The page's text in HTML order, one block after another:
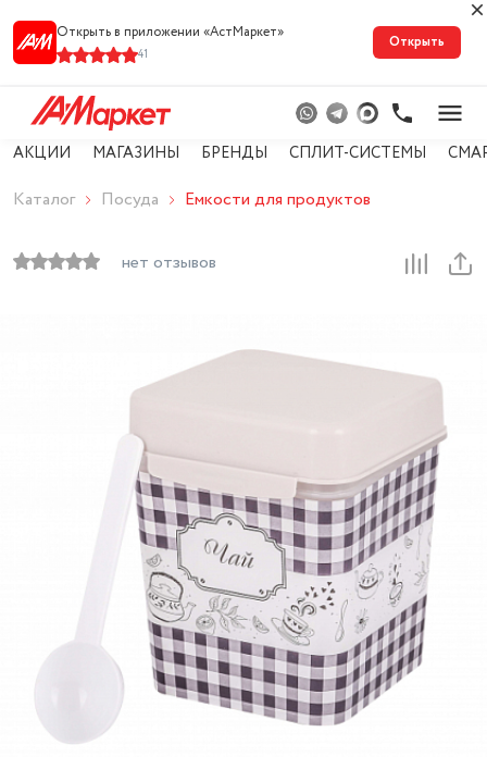
Открыть в приложении «АстМарке‪т‬»
41
Открыть
АКЦИИ МАГАЗИНЫ БРЕНДЫ СПЛИТ-СИСТЕМЫ
Каталог Посуда Емкости для продуктов
нет отзывов